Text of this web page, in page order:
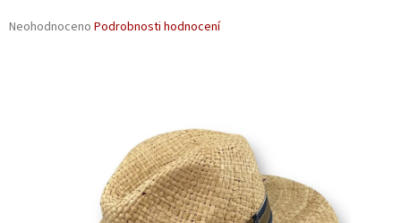
Průměrné
Neohodnoceno Podrobnosti hodnocení